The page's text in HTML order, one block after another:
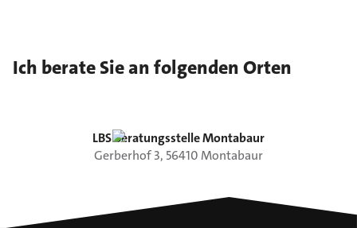
Ich berate Sie an folgenden Orten
LBS Beratungsstelle Montabaur
Gerberhof3, 56410Montabaur